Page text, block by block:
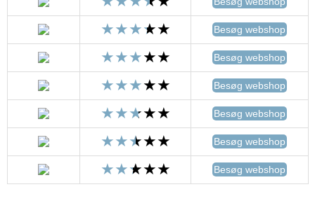
Besøg webshop
Besøg webshop
Besøg webshop
Besøg webshop
Besøg webshop
Besøg webshop